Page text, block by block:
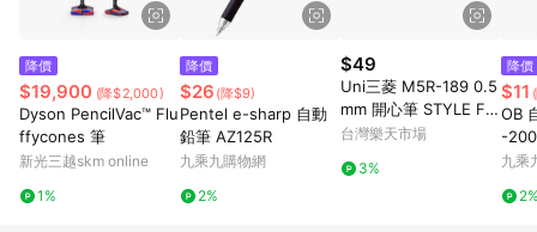
降價
$19,900 (降$2,000)
Dyson PencilVac™ Flu
ffycones 筆
新光三越skm online
1%
降價
$26 (降$9)
Pentel e-sharp 自動
鉛筆 AZ125R
九乘九購物網
2%
$49
Uni三菱 M5R-189 0.5
mm 開心筆 STYLE FIT
自動鉛筆筆芯 自動筆芯
額下單10%點數(單一帳
台灣樂天市場
3%
降價
$11
OB
-
九乘